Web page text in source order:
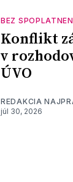
BEZ
Konflikt
v
ÚVO
REDAKCIA
júl 30, 2026